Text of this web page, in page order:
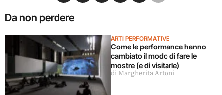
Da non perdere
ARTI PERFORMATIVE
Come le performance hanno
cambiato il modo di fare le
mostre (e di visitarle)
di Margherita Artoni